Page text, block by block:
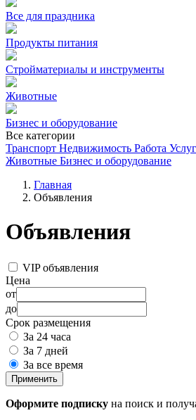
Все для праздника
Продукты питания
Стройматериалы и инструменты
Животные
Бизнес и оборудование
Все категории
Транспорт Недвижимость Работа
Животные Бизнес и оборудование
Главная
Объявления
Объявления
VIP объявления
Цена
от
до
Срок размещения
За 24 часа
За 7 дней
За все время
Применить
Оформите подписку на поиск и